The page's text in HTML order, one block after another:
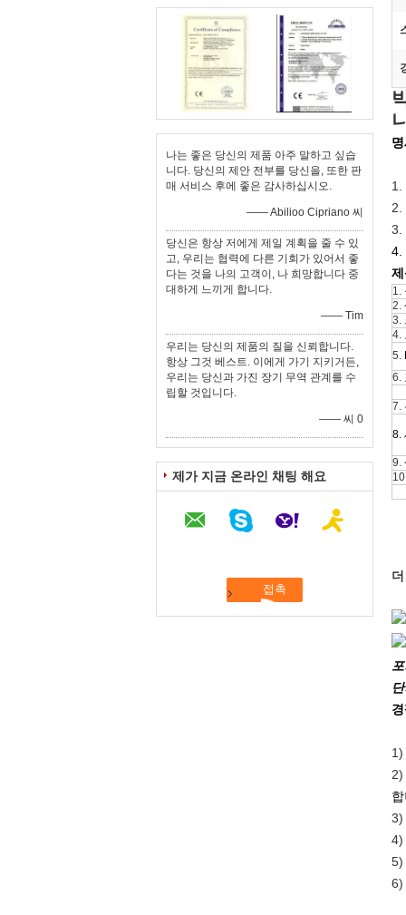
나는 좋은 당신의 제품 아주 말하고 싶습
니다. 당신의 제안 전부를 당신을, 또한 판
매 서비스 후에 좋은 감사하십시오.
—— Abilioo Cipriano 씨
당신은 항상 저에게 제일 계획을 줄 수 있
고, 우리는 협력에 다른 기회가 있어서 좋
다는 것을 나의 고객이, 나 희망합니다 중
대하게 느끼게 합니다.
—— Tim
우리는 당신의 제품의 질을 신뢰합니다.
항상 그것 베스트. 이에게 가기 지키거든,
우리는 당신과 가진 장기 무역 관계를 수
립할 것입니다.
—— 씨 0
제가 지금 온라인 채팅 해요
니
1.
2.
3.
4.
1.
2.
3.
4.
5.
6.
7.
8.
9.
1)
2)
3)
4)
5)
6)